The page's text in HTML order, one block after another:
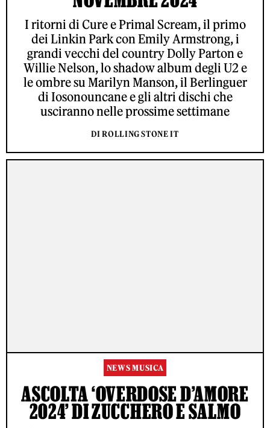
I ritorni di Cure e Primal Scream, il primo
dei Linkin Park con Emily Armstrong, i
grandi vecchi del country Dolly Parton e
Willie Nelson, lo shadow album degli U2 e
le ombre su Marilyn Manson, il Berlinguer
di Iosonouncane e gli altri dischi che
usciranno nelle prossime settimane
DI ROLLING STONE IT
NEWS MUSICA
ASCOLTA ‘OVERDOSE D’AMORE
2024’ DI ZUCCHERO E SALMO